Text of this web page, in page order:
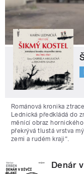
Románová kronika
Lednická předkládá do
měnící obraz
překrývá tlustá vrstva
zemi a rudém kraji“.
Denár